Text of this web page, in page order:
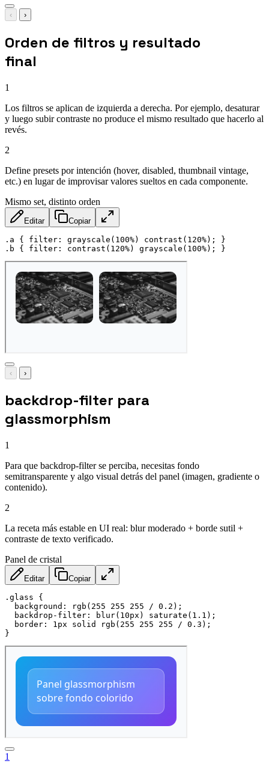
‹ ›
Orden de filtros y resultado
final
1
Los filtros se aplican de izquierda a derecha. Por ejemplo, desaturar
y luego subir contraste no produce el mismo resultado que hacerlo al
revés.
2
Define presets por intención (hover, disabled, thumbnail vintage,
etc.) en lugar de improvisar valores sueltos en cada componente.
Mismo set, distinto orden
Editar Copiar
.a { filter : grayscale ( 100%) contrast ( 120%) ;
}
.b
{ filter : contrast ( 120%) grayscale ( 100%) ; }
‹ ›
backdrop-filter para
glassmorphism
1
Para que backdrop-filter se perciba, necesitas fondo
semitransparente y algo visual detrás del panel (imagen, gradiente o
contenido).
2
La receta más estable en UI real: blur moderado + borde sutil +
contraste de texto verificado.
Panel de cristal
Editar Copiar
.glass
{
background : rgb ( 255 255 255 / 0.2 ) ;
backdrop-filter : blur( 10px ) saturate ( 1.1 ) ;
border : 1px solid rgb ( 255 255 255 / 0.3 ) ;
}
1